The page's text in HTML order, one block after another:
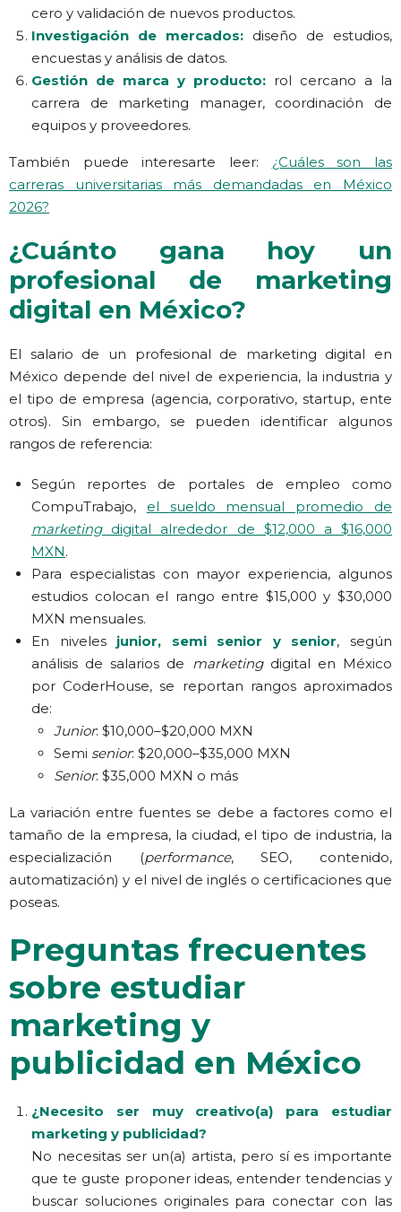
cero y validación de nuevos productos.
Investigación de mercados: diseño de estudios,
encuestas y análisis de datos.
Gestión de marca y producto: rol cercano a la
carrera de marketing manager, coordinación de
equipos y proveedores.
También puede interesarte leer: ¿Cuáles son las
carreras universitarias más demandadas en México
2026?
¿Cuánto gana hoy un
profesional de marketing
digital en México?
El salario de un profesional de marketing digital en
México depende del nivel de experiencia, la industria y
el tipo de empresa (agencia, corporativo, startup, ente
otros). Sin embargo, se pueden identificar algunos
rangos de referencia:
Según reportes de portales de empleo como
CompuTrabajo, el sueldo mensual promedio de
marketingdigital alrededor de $12,000 a $16,000
MXN.
Para especialistas con mayor experiencia, algunos
estudios colocan el rango entre $15,000 y $30,000
MXN mensuales.
En niveles junior, semi senior y senior, según
análisis de salarios de marketingdigital en México
por CoderHouse, se reportan rangos aproximados
de:
Junior: $10,000–$20,000 MXN
Semi senior: $20,000–$35,000 MXN
Senior: $35,000 MXN o más
La variación entre fuentes se debe a factores como el
tamaño de la empresa, la ciudad, el tipo de industria, la
especialización (performance, SEO, contenido,
automatización) y el nivel de inglés o certificaciones que
poseas.
Preguntas frecuentes
sobre estudiar
marketing y
publicidad en México
¿Necesito ser muy creativo(a) para estudiar
marketing y publicidad?
No necesitas ser un(a) artista, pero sí es importante
que te guste proponer ideas, entender tendencias y
buscar soluciones originales para conectar con las